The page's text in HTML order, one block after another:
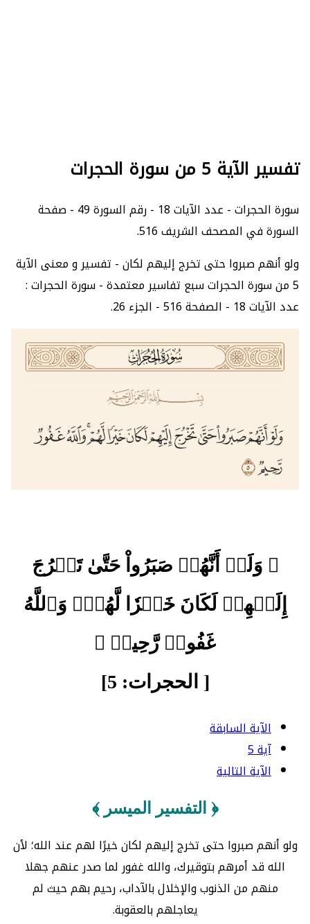
تفسير الآية 5 من سورة الحجرات
سورة الحجرات - عدد الآيات 18 - رقم السورة 49 - صفحة
السورة في المصحف الشريف 516.
ولو أنهم صبروا حتى تخرج إليهم لكان - تفسير و معنى الآية
5 من سورة الحجرات سبع تفاسير معتمدة - سورة الحجرات :
عدد الآيات 18 - الصفحة 516 - الجزء 26.
﴿ وَلَوۡ أَنَّهُمۡ صَبَرُواْ حَتَّىٰ تَخۡرُجَ
إِلَيۡهِمۡ لَكَانَ خَيۡرٗا لَّهُمۡۚ وَٱللَّهُ
غَفُورٞ رَّحِيمٞ ﴾
[ الحجرات: 5]
الآية السابقة
آية 5
الآية التالية
﴿ التفسير الميسر ﴾
ولو أنهم صبروا حتى تخرج إليهم لكان خيرًا لهم عند الله؛ لأن
الله قد أمرهم بتوقيرك، والله غفور لما صدر عنهم جهلا
منهم من الذنوب والإخلال بالآداب، رحيم بهم حيث لم
يعاجلهم بالعقوبة.